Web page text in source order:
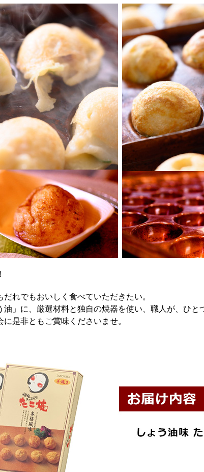
れでもおいしく食べていただきたい。
」に、厳選材料と独自の焼器を使い、職人が、ひと
是非ともご賞味くださいませ。